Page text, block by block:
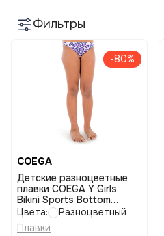
Фильтры
-80%
COEGA
Детские разноцветные
плавки COEGA Y Girls
Bikini Sports Bottom
размер 10
Цвета:
Разноцветный
Плавки